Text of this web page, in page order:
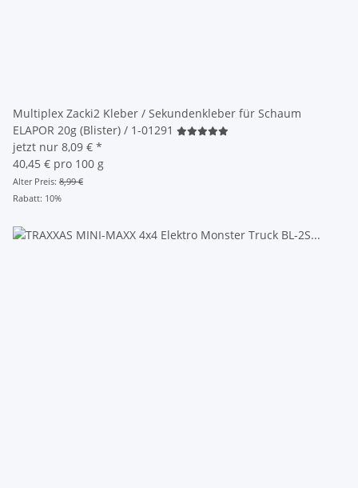
Multiplex Zacki2 Kleber / Sekundenkleber für Schaum
ELAPOR 20g (Blister) / 1-01291
jetzt nur 8,09 € *
40,45 € pro 100 g
Alter Preis: 8,99 €
Rabatt: 10%